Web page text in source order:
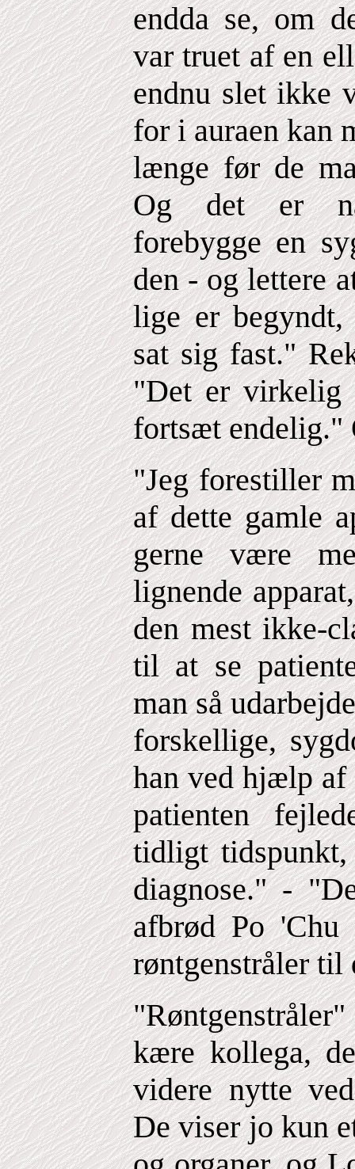
endda se, om
var truet af en
endnu slet ikke
for i auraen kan
længe før de
Og det er
forebygge en
den - og lettere
lige er
sat sig fast."
"Det er virkelig
fortsæt endelig."
"Jeg forestiller
af dette gamle
gerne være
lignende
den mest ikke-
til at se
man så
forskellige,
han ved hjælp af
patienten
tidligt
diagnose." -
afbrød Po
røntgenstråler til
kære kollega,
videre nytte
De viser jo kun